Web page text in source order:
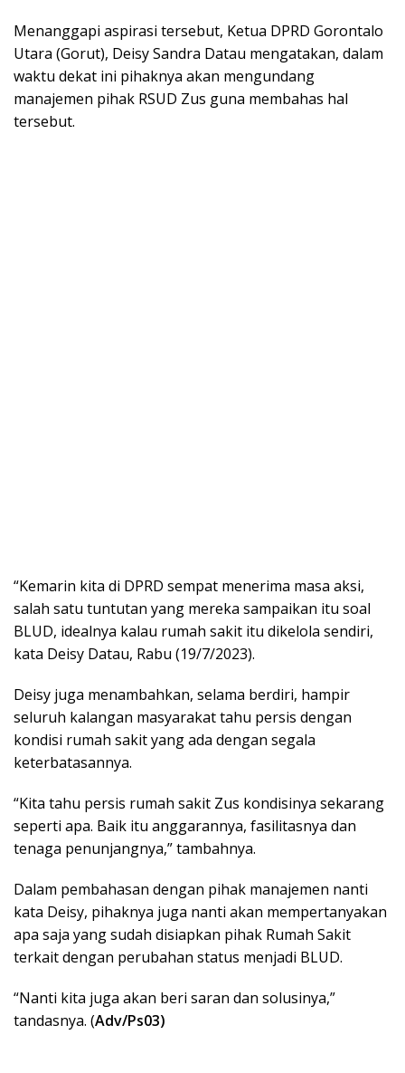
Menanggapi aspirasi tersebut, Ketua DPRD Gorontalo
Utara (Gorut), Deisy Sandra Datau mengatakan, dalam
waktu dekat ini pihaknya akan mengundang
manajemen pihak RSUD Zus guna membahas hal
tersebut.
“Kemarin kita di DPRD sempat menerima masa aksi,
salah satu tuntutan yang mereka sampaikan itu soal
BLUD, idealnya kalau rumah sakit itu dikelola sendiri,
kata Deisy Datau, Rabu (19/7/2023).
Deisy juga menambahkan, selama berdiri, hampir
seluruh kalangan masyarakat tahu persis dengan
kondisi rumah sakit yang ada dengan segala
keterbatasannya.
“Kita tahu persis rumah sakit Zus kondisinya sekarang
seperti apa. Baik itu anggarannya, fasilitasnya dan
tenaga penunjangnya,” tambahnya.
Dalam pembahasan dengan pihak manajemen nanti
kata Deisy, pihaknya juga nanti akan mempertanyakan
apa saja yang sudah disiapkan pihak Rumah Sakit
terkait dengan perubahan status menjadi BLUD.
“Nanti kita juga akan beri saran dan solusinya,”
tandasnya. (Adv/Ps03)